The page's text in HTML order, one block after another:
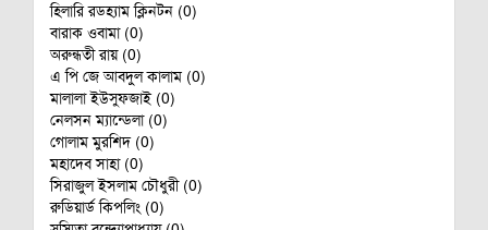
হিলারি রডহ‌্যাম ক্লিনটন (0)
বারাক ওবামা (0)
অরুন্ধতী রায় (0)
এ পি জে আবদুল কালাম (0)
মালালা ইউসুফজাই (0)
নেলসন ম‌্যান্ডেলা (0)
গোলাম মুরশিদ (0)
মহাদেব সাহা (0)
সিরাজুল ইসলাম চৌধুরী (0)
রুডিয়ার্ড কিপলিং (0)